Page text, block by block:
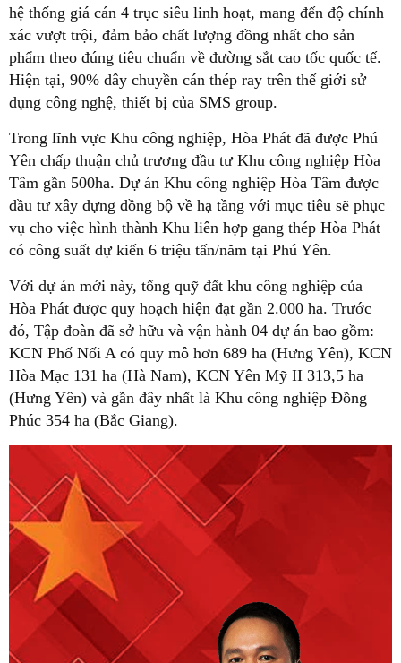
hệ thống giá cán 4 trục siêu linh hoạt, mang đến độ chính
xác vượt trội, đảm bảo chất lượng đồng nhất cho sản
phẩm theo đúng tiêu chuẩn về đường sắt cao tốc quốc tế.
Hiện tại, 90% dây chuyền cán thép ray trên thế giới sử
dụng công nghệ, thiết bị của SMS group.
Trong lĩnh vực Khu công nghiệp, Hòa Phát đã được Phú
Yên chấp thuận chủ trương đầu tư Khu công nghiệp Hòa
Tâm gần 500ha. Dự án Khu công nghiệp Hòa Tâm được
đầu tư xây dựng đồng bộ về hạ tầng với mục tiêu sẽ phục
vụ cho việc hình thành Khu liên hợp gang thép Hòa Phát
có công suất dự kiến 6 triệu tấn/năm tại Phú Yên.
Với dự án mới này, tổng quỹ đất khu công nghiệp của
Hòa Phát được quy hoạch hiện đạt gần 2.000 ha. Trước
đó, Tập đoàn đã sở hữu và vận hành 04 dự án bao gồm:
KCN Phố Nối A có quy mô hơn 689 ha (Hưng Yên), KCN
Hòa Mạc 131 ha (Hà Nam), KCN Yên Mỹ II 313,5 ha
(Hưng Yên) và gần đây nhất là Khu công nghiệp Đồng
Phúc 354 ha (Bắc Giang).